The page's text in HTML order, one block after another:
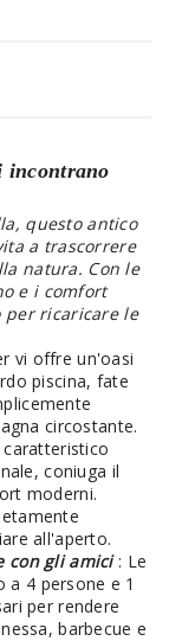
incontrano
questo antico
a trascorrere
natura. Con le
e i comfort
per ricaricare le
vi offre un'oasi
piscina, fate
circostante.
coniuga il
moderni.
all'aperto.
con gli amici: Le
4 persone e 1
per rendere
barbecue e